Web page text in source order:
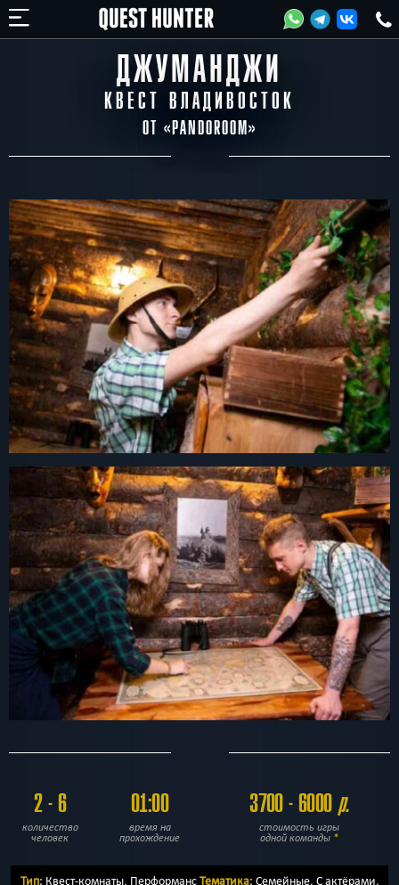
ДЖУМАНДЖИ
КВЕСТ ВЛАДИВОСТОК
ОТ « PANDOROOM»
2 - 6
количество
человек
01:00
время на
прохождение
3700 - 6000 р.
стоимость игры
одной команды *
Тип: Квест-комнаты, ПерформансТематика: Семейные, С актёрами,